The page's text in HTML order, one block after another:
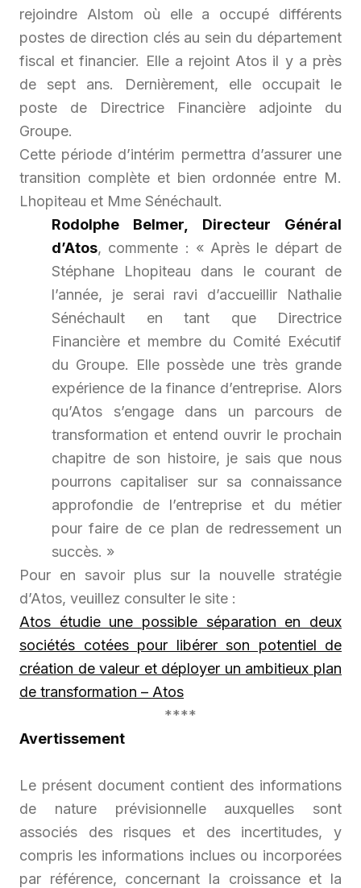
rejoindre Alstom où elle a occupé différents
postes de direction clés au sein du département
fiscal et financier. Elle a rejoint Atos il y a près
de sept ans. Dernièrement, elle occupait le
poste de Directrice Financière adjointe du
Groupe.
Cette période d’intérim permettra d’assurer une
transition complète et bien ordonnée entre M.
Lhopiteau et Mme Sénéchault.
Rodolphe Belmer, Directeur Général
d’Atos, commente : « Après le départ de
Stéphane Lhopiteau dans le courant de
l’année, je serai ravi d’accueillir Nathalie
Sénéchault en tant que Directrice
Financière et membre du Comité Exécutif
du Groupe. Elle possède une très grande
expérience de la finance d’entreprise. Alors
qu’Atos s’engage dans un parcours de
transformation et entend ouvrir le prochain
chapitre de son histoire, je sais que nous
pourrons capitaliser sur sa connaissance
approfondie de l’entreprise et du métier
pour faire de ce plan de redressement un
succès. »
Pour en savoir plus sur la nouvelle stratégie
d’Atos, veuillez consulter le site :
Atos étudie une possible séparation en deux
sociétés cotées pour libérer son potentiel de
création de valeur et déployer un ambitieux plan
de transformation – Atos
****
Avertissement
Le présent document contient des informations
de nature prévisionnelle auxquelles sont
associés des risques et des incertitudes, y
compris les informations inclues ou incorporées
par référence, concernant la croissance et la